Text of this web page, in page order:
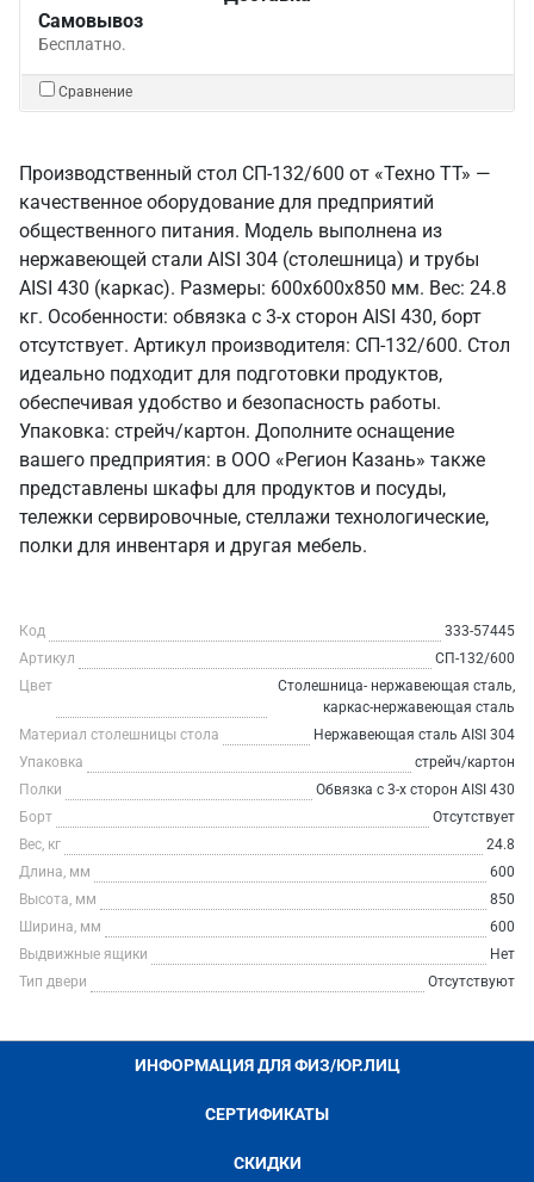
Самовывоз
Бесплатно.
Сравнение
Производственный стол СП-132/600 от «Техно ТТ» —
качественное оборудование для предприятий
общественного питания. Модель выполнена из
нержавеющей стали AISI 304 (столешница) и трубы
AISI 430 (каркас). Размеры: 600x600x850 мм. Вес: 24.8
кг. Особенности: обвязка с 3-х сторон AISI 430, борт
отсутствует. Артикул производителя: СП-132/600. Стол
идеально подходит для подготовки продуктов,
обеспечивая удобство и безопасность работы.
Упаковка: стрейч/картон. Дополните оснащение
вашего предприятия: в ООО «Регион Казань» также
представлены шкафы для продуктов и посуды,
тележки сервировочные, стеллажи технологические,
полки для инвентаря и другая мебель.
Код
333-57445
Артикул
СП-132/600
Цвет
Столешница- нержавеющая сталь,
каркас-нержавеющая сталь
Материал столешницы стола
Нержавеющая сталь AISI 304
Упаковка
стрейч/картон
Полки
Обвязка с 3-х сторон AISI 430
Борт
Отсутствует
Вес, кг
24.8
Длина, мм
600
Высота, мм
850
Ширина, мм
600
Выдвижные ящики
Нет
Тип двери
Отсутствуют
ИНФОРМАЦИЯ ДЛЯ ФИЗ/ЮР.ЛИЦ
СЕРТИФИКАТЫ
СКИДКИ